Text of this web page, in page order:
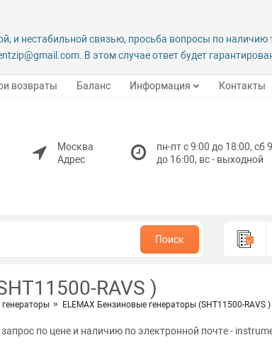
и нестабильной связью, просьба вопросы по наличию
В этом случае ответ будет
возвраты Баланс Информация Контакты
Москва
Адрес
пн-пт с 9:00 до 18:00, сб
до 16:00, вс - выходной
Поиск
RAVS )
ELEMAX Бензиновые генераторы (SHT11500-RAVS )
по цене и наличию по электронной почте -